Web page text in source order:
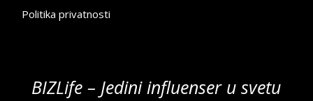
Politika privatnosti
BIZLife – Jedini influenser u svetu